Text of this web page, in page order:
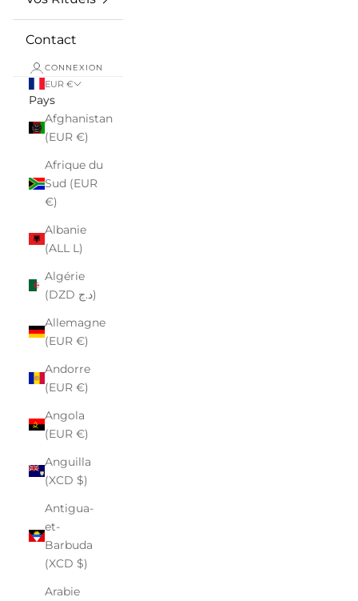
Contact
CONNEXION
EUR €
Pays
Afghanistan
(EUR €)
Afrique du
Sud (EUR
€)
Albanie
(ALL L)
Algérie
(DZD د.ج)
Allemagne
(EUR €)
Andorre
(EUR €)
Angola
(EUR €)
Anguilla
(XCD $)
Antigua-
et-
Barbuda
(XCD $)
Arabie